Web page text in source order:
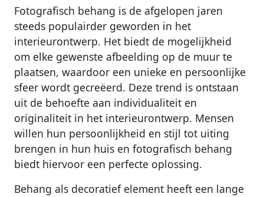
Fotografisch behang is de afgelopen jaren
steeds populairder geworden in het
interieurontwerp. Het biedt de mogelijkheid
om elke gewenste afbeelding op de muur te
plaatsen, waardoor een unieke en persoonlijke
sfeer wordt gecreëerd. Deze trend is ontstaan ​​
uit de behoefte aan individualiteit en
originaliteit in het interieurontwerp. Mensen
willen hun persoonlijkheid en stijl tot uiting
brengen in hun huis en fotografisch behang
biedt hiervoor een perfecte oplossing.
Behang als decoratief element heeft een lange